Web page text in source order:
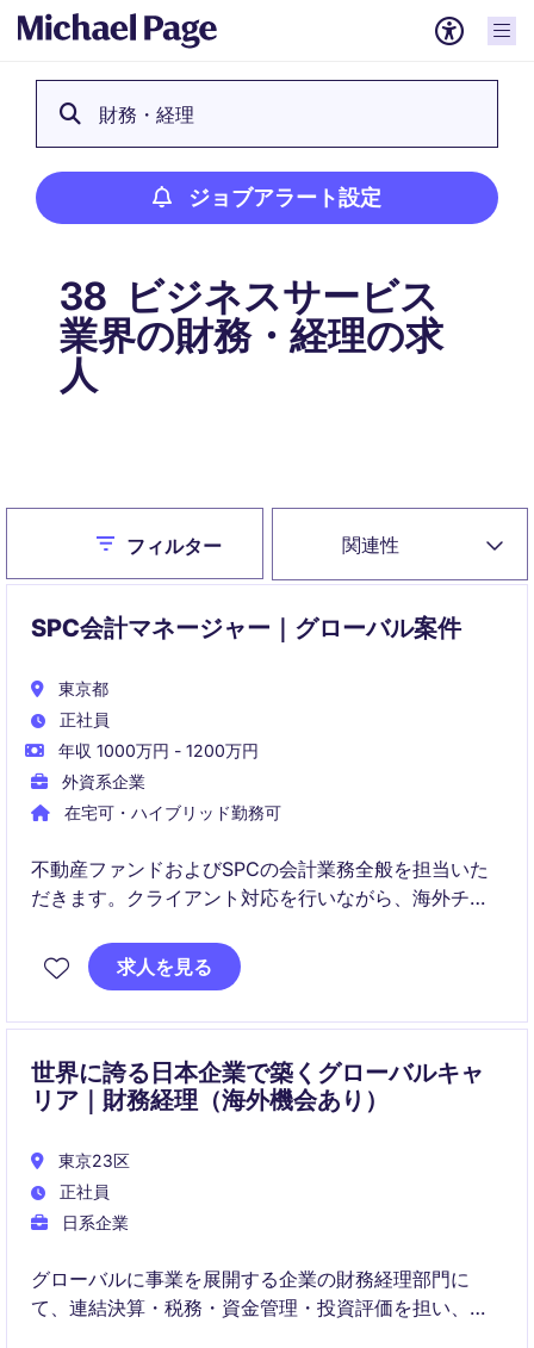
財務・経理
ジョブアラート設定
38 ビジネスサービス
業界の財務・経理の求
人
関連性
Closeフィルター
SPC会計マネージャー｜グローバル案件
東京都
正社員
年収 1000万円 - 1200万円
外資系企業
在宅可・ハイブリッド勤務可
不動産ファンドおよびSPCの会計業務全般を担当いた
だきます。クライアント対応を行いながら、海外チー
求人を見る
世界に誇る日本企業で築くグローバルキャ
リア｜財務経理（海外機会あり）
東京23区
正社員
日系企業
グローバルに事業を展開する企業の財務経理部門に
て、連結決算・税務・資金管理・投資評価を担い、経